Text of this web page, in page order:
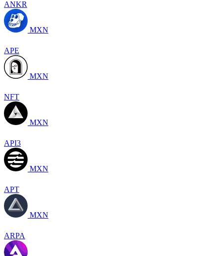
ANKR
MXN
APE
MXN
NFT
MXN
API3
MXN
APT
MXN
ARPA